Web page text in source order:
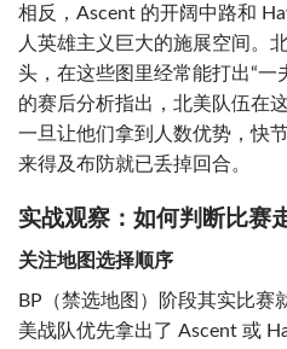
相反，Ascent 的开阔中路和
人英雄主义巨大的施展空间。
头，在这些图里经常能打出“一
的赛后分析指出，北美队伍在
一旦让他们拿到人数优势，快
来得及布防就已丢掉回合。
实战观察：如何判断比赛
关注地图选择顺序
BP（禁选地图）阶段其实比赛
美战队优先拿出了 Ascent 或